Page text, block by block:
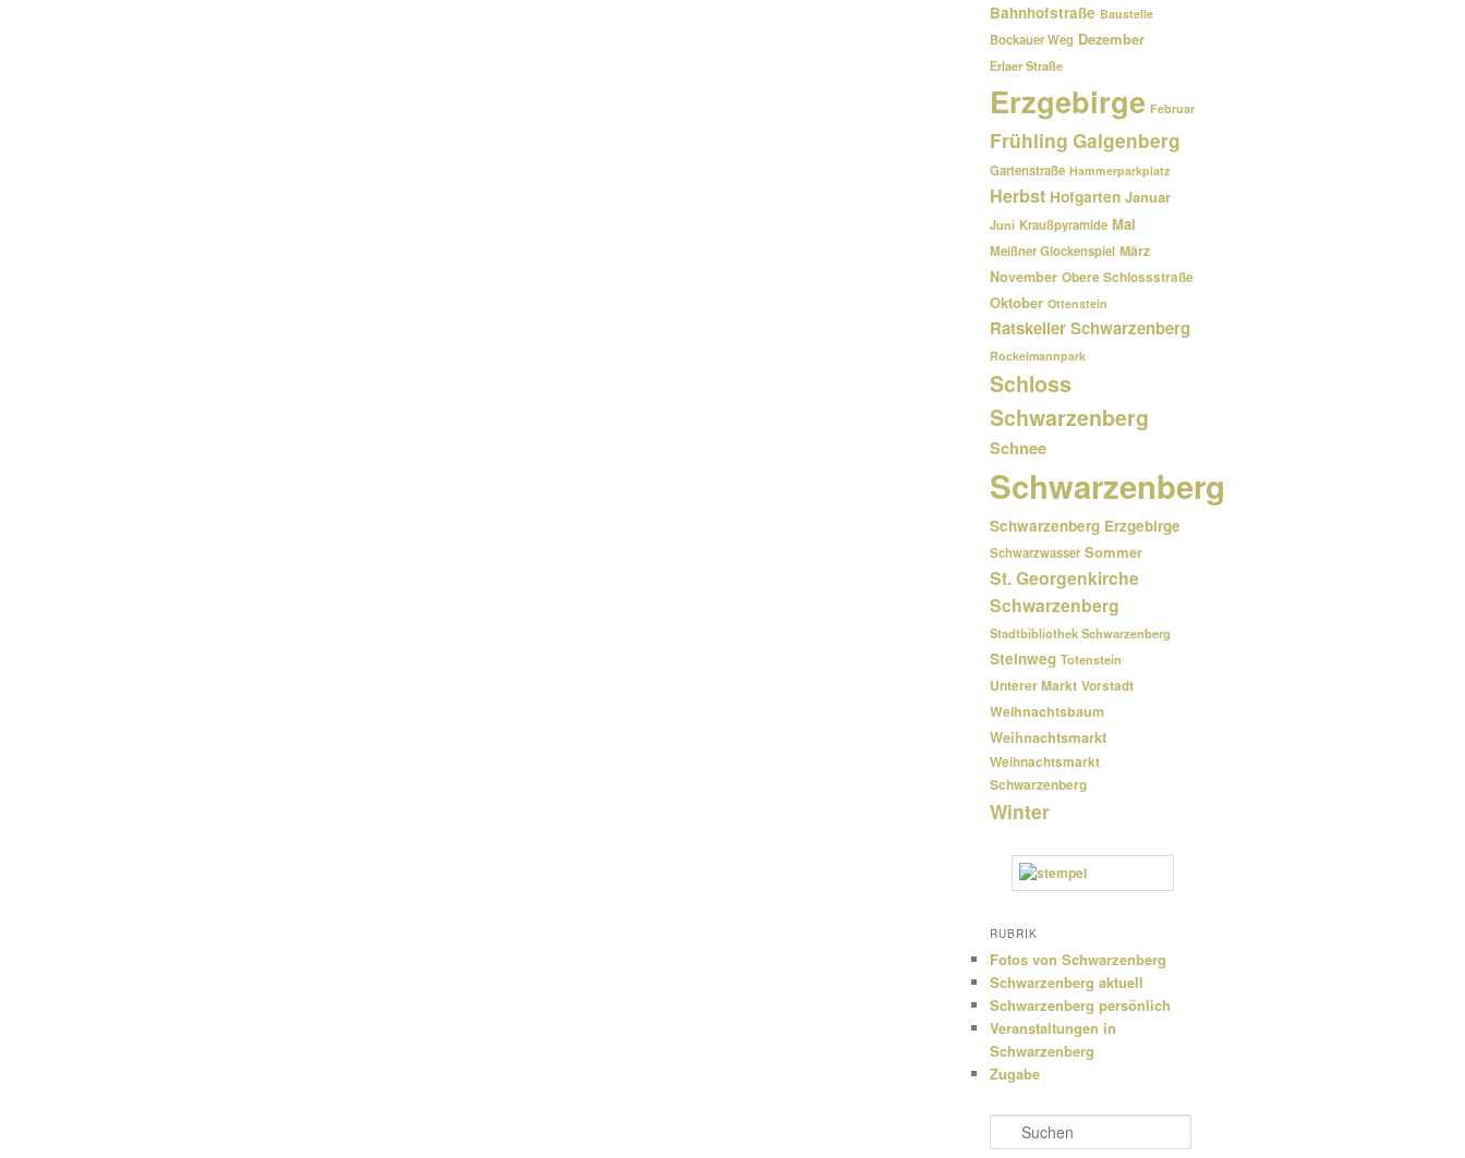
Bahnhofstraße Baustelle
Bockauer Weg Dezember
Erlaer Straße
Erzgebirge Februar
Frühling Galgenberg
Gartenstraße Hammerparkplatz
Herbst Hofgarten Januar
Juni Kraußpyramide Mai
Meißner Glockenspiel März
November Obere Schlossstraße
Oktober Ottenstein
Ratskeller Schwarzenberg
Rockelmannpark
Schloss
Schwarzenberg
Schnee
Schwarzenberg
Schwarzenberg Erzgebirge
Schwarzwasser Sommer
St. Georgenkirche
Schwarzenberg
Stadtbibliothek Schwarzenberg
Steinweg Totenstein
Unterer Markt Vorstadt
Weihnachtsbaum
Weihnachtsmarkt
Weihnachtsmarkt
Schwarzenberg
Winter
RUBRIK
Fotos von Schwarzenberg
Schwarzenberg aktuell
Schwarzenberg persönlich
Veranstaltungen in
Schwarzenberg
Zugabe
u